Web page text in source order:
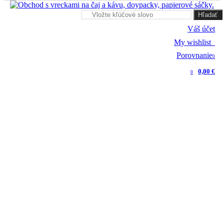
Hľadať
Váš účet
My wishlist
Porovnanie0
0 0,00 €